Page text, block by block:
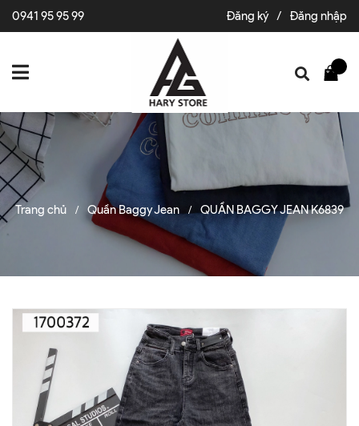
0941 95 95 99 Đăng ký / Đăng nhập
Trang chủ / Quần Baggy Jean / QUẦN BAGGY JEAN K6839